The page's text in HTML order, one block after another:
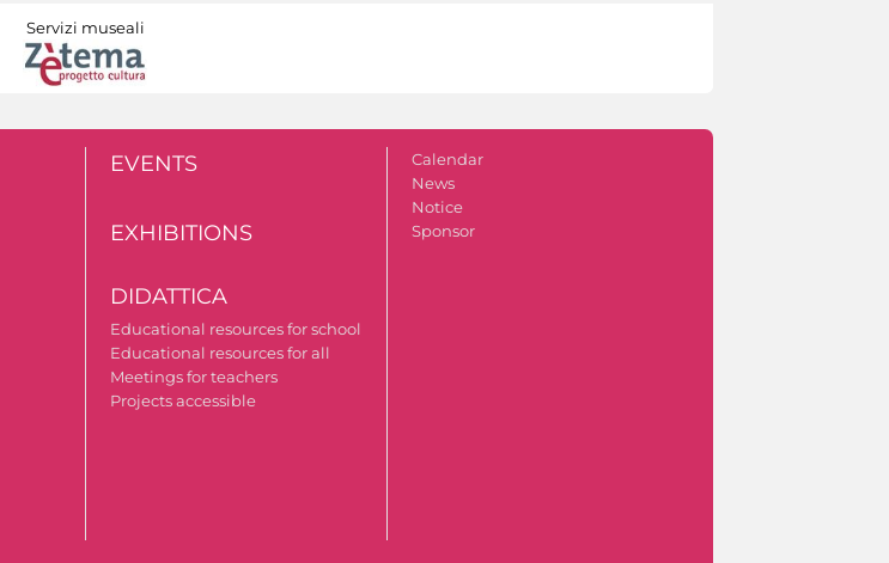
Servizi museali
EVENTS
EXHIBITIONS
DIDATTICA
Educational resources for school
Educational resources for all
Meetings for teachers
Projects accessible
Calendar
News
Notice
Sponsor